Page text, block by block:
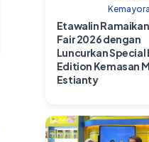
Etawalin
Fair 2026 dengan
Luncurkan
Edition Kemasan
Estianty